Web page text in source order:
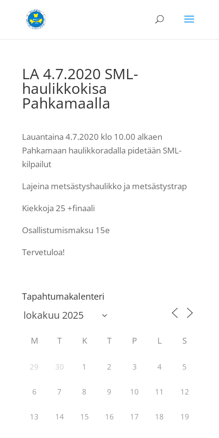
LA 4.7.2020 SML-
haulikkokisa
Pahkamaalla
Lauantaina 4.7.2020 klo 10.00 alkaen
Pahkamaan haulikkoradalla pidetään SML-
kilpailut
Lajeina metsästyshaulikko ja metsästystrap
Kiekkoja 25 +finaali
Osallistumismaksu 15e
Tervetuloa!
Tapahtumakalenteri
M T K T P L S
29 30 1 2 3 4 5
6 7 8 9 10 11 12
13 14 15 16 17 18 19